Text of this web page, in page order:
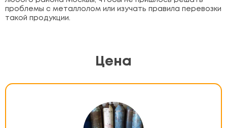
проблемы с металлолом или изучать правила перевозки
такой продукции.
Цена